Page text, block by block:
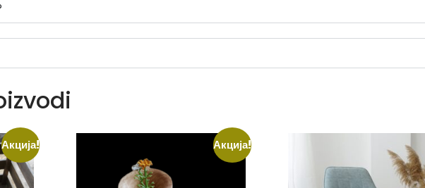
Акција! Акција!